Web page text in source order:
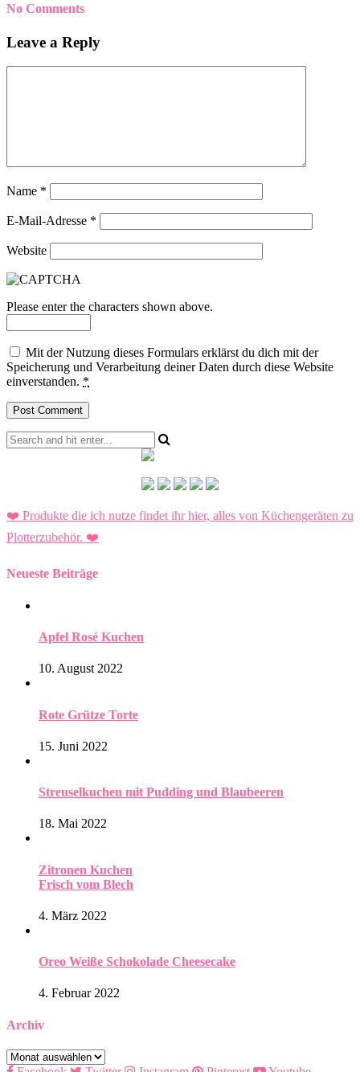
No Comments
Leave a Reply
Name *
E-Mail-Adresse *
Website
Please enter the characters shown above.
Mit der Nutzung dieses Formulars erklärst du dich mit der
Speicherung und Verarbeitung deiner Daten durch diese Website
einverstanden. *
❤️ Produkte die ich nutze findet ihr hier, alles von Küchengeräten zu
Plotterzubehör. ❤️
Neueste Beiträge
Apfel Rosé Kuchen
10. August 2022
Rote Grütze Torte
15. Juni 2022
Streuselkuchen mit Pudding und Blaubeeren
18. Mai 2022
Zitronen Kuchen
Frisch vom Blech
4. März 2022
Oreo Weiße Schokolade Cheesecake
4. Februar 2022
Archiv
Archiv